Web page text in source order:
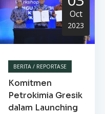
Oct
2023
BERITA / REPORTASE
Komitmen
Petrokimia Gresik
dalam Launching